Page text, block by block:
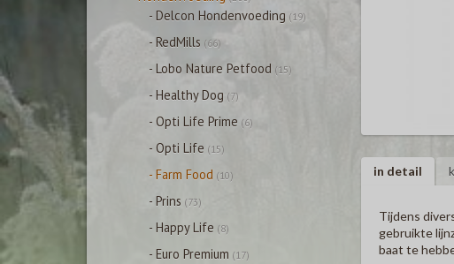
in detail
Tijdens
gebruikte
baat te
- Delcon Hondenvoeding (19)
- RedMills (66)
- Lobo Nature Petfood (15)
- Healthy Dog (7)
- Opti Life Prime (6)
- Opti Life (15)
- Farm Food (10)
- Prins (73)
- Happy Life (8)
- Euro Premium (17)